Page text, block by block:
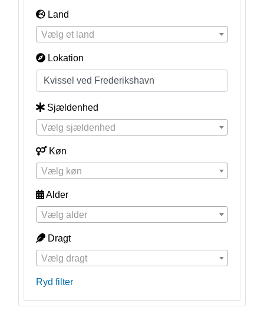
Land
Vælg et land
Lokation
Sjældenhed
Vælg sjældenhed
Køn
Vælg køn
Alder
Vælg alder
Dragt
Vælg dragt
Ryd filter